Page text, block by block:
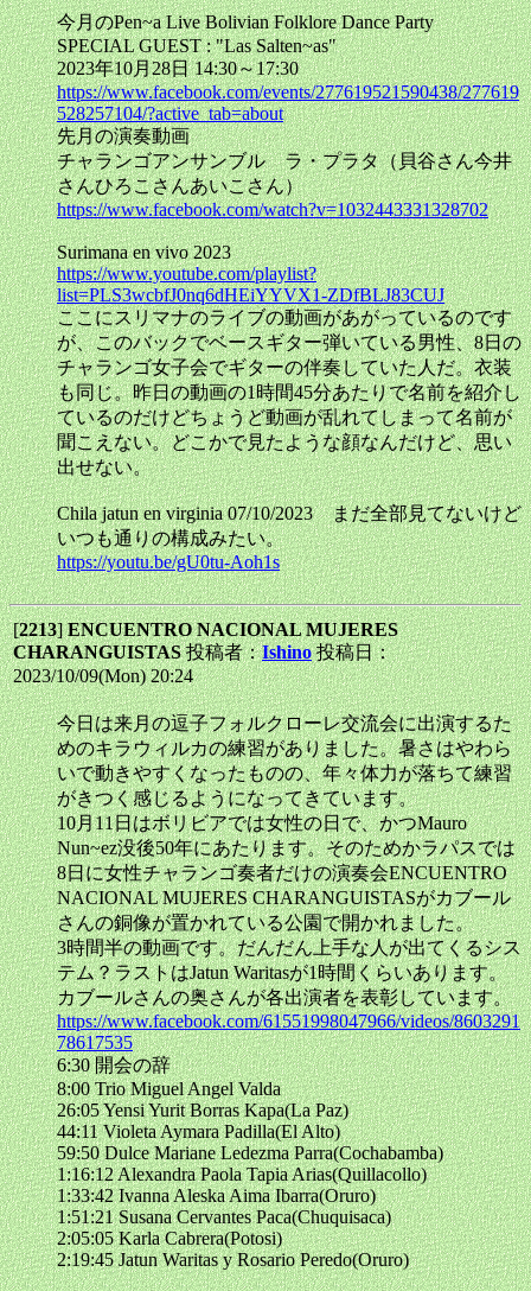
今月のPen~a Live Bolivian Folklore Dance Party
SPECIAL GUEST : "Las Salten~as"
2023年10月28日 14:30～17:30
https://www.facebook.com/events/277619521590438/277619
528257104/?active_tab=about
先月の演奏動画
チャランゴアンサンブル ラ・プラタ（貝谷さん今井
さんひろこさんあいこさん）
https://www.facebook.com/watch?v=1032443331328702
Surimana en vivo 2023
https://www.youtube.com/playlist?
list=PLS3wcbfJ0nq6dHEiYYVX1-ZDfBLJ83CUJ
ここにスリマナのライブの動画があがっているのです
が、このバックでベースギター弾いている男性、8日の
チャランゴ女子会でギターの伴奏していた人だ。衣装
も同じ。昨日の動画の1時間45分あたりで名前を紹介し
ているのだけどちょうど動画が乱れてしまって名前が
聞こえない。どこかで見たような顔なんだけど、思い
出せない。
Chila jatun en virginia 07/10/2023 まだ全部見てないけど
いつも通りの構成みたい。
https://youtu.be/gU0tu-Aoh1s
[2213]ENCUENTRO NACIONAL MUJERES
CHARANGUISTAS投稿者：Ishino 投稿日：
2023/10/09(Mon) 20:24
今日は来月の逗子フォルクローレ交流会に出演するた
めのキラウィルカの練習がありました。暑さはやわら
いで動きやすくなったものの、年々体力が落ちて練習
がきつく感じるようになってきています。
10月11日はボリビアでは女性の日で、かつMauro
Nun~ez没後50年にあたります。そのためかラパスでは
8日に女性チャランゴ奏者だけの演奏会ENCUENTRO
NACIONAL MUJERES CHARANGUISTASがカブール
さんの銅像が置かれている公園で開かれました。
3時間半の動画です。だんだん上手な人が出てくるシス
テム？ラストはJatun Waritasが1時間くらいあります。
カブールさんの奥さんが各出演者を表彰しています。
https://www.facebook.com/61551998047966/videos/8603291
78617535
6:30 開会の辞
8:00 Trio Miguel Angel Valda
26:05 Yensi Yurit Borras Kapa(La Paz)
44:11 Violeta Aymara Padilla(El Alto)
59:50 Dulce Mariane Ledezma Parra(Cochabamba)
1:16:12 Alexandra Paola Tapia Arias(Quillacollo)
1:33:42 Ivanna Aleska Aima Ibarra(Oruro)
1:51:21 Susana Cervantes Paca(Chuquisaca)
2:05:05 Karla Cabrera(Potosi)
2:19:45 Jatun Waritas y Rosario Peredo(Oruro)